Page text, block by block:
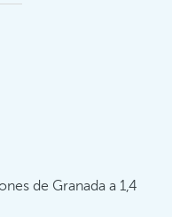
de Granada a 1,4